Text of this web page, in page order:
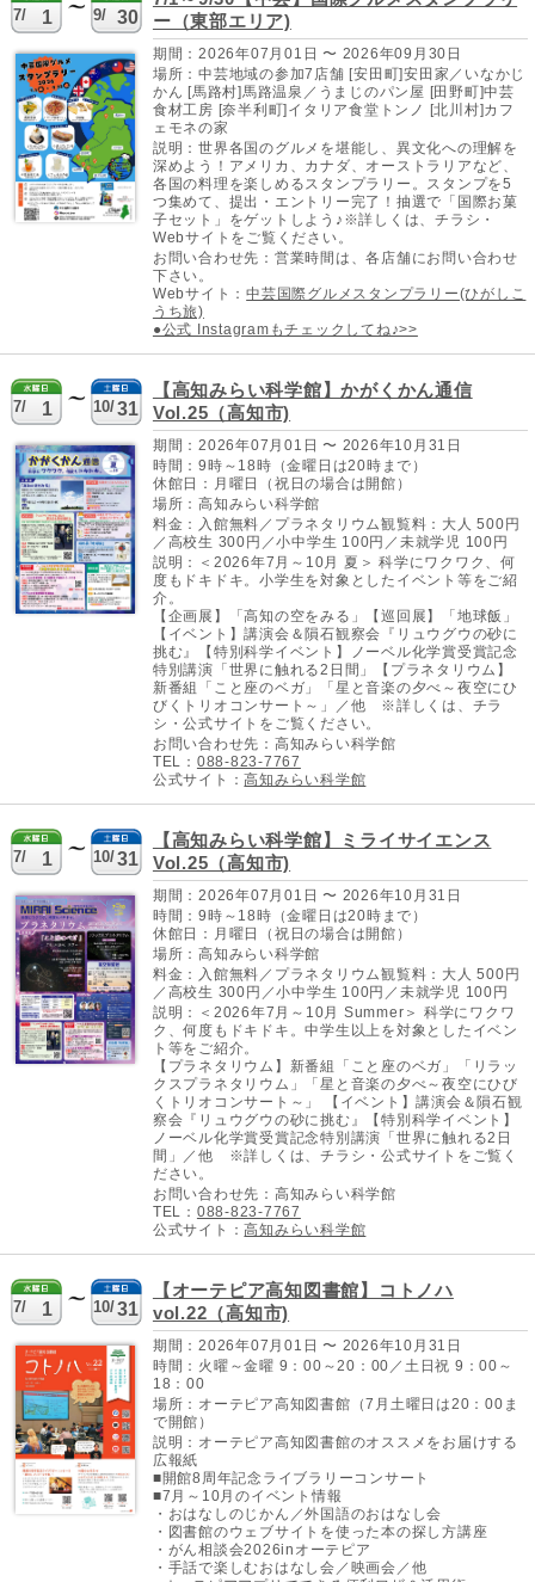
7/ 1 9/ 30
ー（東部エリア)
期間：2026年07月01日 〜 2026年09月30日
場所：中芸地域の参加7店舗 [安田町]安田家／いなかじ
かん [馬路村]馬路温泉／うまじのパン屋 [田野町]中芸
食材工房 [奈半利町]イタリア食堂トンノ [北川村]カフ
ェモネの家
説明：世界各国のグルメを堪能し、異文化への理解を
深めよう！アメリカ、カナダ、オーストラリアなど、
各国の料理を楽しめるスタンプラリー。スタンプを5
つ集めて、提出・エントリー完了！抽選で「国際お菓
子セット」をゲットしよう♪※詳しくは、チラシ・
Webサイトをご覧ください。
お問い合わせ先：営業時間は、各店舗にお問い合わせ
下さい。
Webサイト：中芸国際グルメスタンプラリー(ひがしこ
うち旅)
●公式 Instagramもチェックしてね♪>>
7/ 1 10/31
【高知みらい科学館】かがくかん通信
Vol.25（高知市)
期間：2026年07月01日 〜 2026年10月31日
時間：9時～18時（金曜日は20時まで）
休館日：月曜日（祝日の場合は開館）
場所：高知みらい科学館
料金：入館無料／プラネタリウム観覧料：大人 500円
／高校生 300円／小中学生 100円／未就学児 100円
説明：＜2026年7月～10月 夏＞ 科学にワクワク、何
度もドキドキ。小学生を対象としたイベント等をご紹
介。
【企画展】「高知の空をみる」【巡回展】「地球飯」
【イベント】講演会＆隕石観察会『リュウグウの砂に
挑む』【特別科学イベント】ノーベル化学賞受賞記念
特別講演「世界に触れる2日間」【プラネタリウム】
新番組「こと座のベガ」「星と音楽の夕べ～夜空にひ
びくトリオコンサート～」／他 ※詳しくは、チラ
シ・公式サイトをご覧ください。
お問い合わせ先：高知みらい科学館
TEL： 088-823-7767
公式サイト：高知みらい科学館
7/ 1 10/31
【高知みらい科学館】ミライサイエンス
Vol.25（高知市)
期間：2026年07月01日 〜 2026年10月31日
時間：9時～18時（金曜日は20時まで）
休館日：月曜日（祝日の場合は開館）
場所：高知みらい科学館
料金：入館無料／プラネタリウム観覧料：大人 500円
／高校生 300円／小中学生 100円／未就学児 100円
説明：＜2026年7月～10月 Summer＞ 科学にワクワ
ク、何度もドキドキ。中学生以上を対象としたイベン
ト等をご紹介。
【プラネタリウム】新番組「こと座のベガ」「リラッ
クスプラネタリウム」「星と音楽の夕べ～夜空にひび
くトリオコンサート～」 【イベント】講演会＆隕石観
察会『リュウグウの砂に挑む』【特別科学イベント】
ノーベル化学賞受賞記念特別講演「世界に触れる2日
間」／他 ※詳しくは、チラシ・公式サイトをご覧く
ださい。
お問い合わせ先：高知みらい科学館
TEL： 088-823-7767
公式サイト：高知みらい科学館
7/ 1 10/31
【オーテピア高知図書館】コトノハ
vol.22（高知市)
期間：2026年07月01日 〜 2026年10月31日
時間：火曜～金曜 9：00～20：00／土日祝 9：00～
18：00
場所：オーテピア高知図書館（7月土曜日は20：00ま
で開館）
説明：オーテピア高知図書館のオススメをお届けする
広報紙
■開館8周年記念ライブラリーコンサート
■7月～10月のイベント情報
・おはなしのじかん／外国語のおはなし会
・図書館のウェブサイトを使った本の探し方講座
・がん相談会2026inオーテピア
・手話で楽しむおはなし会／映画会／他